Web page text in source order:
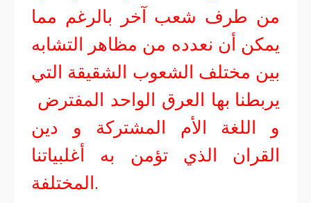
من طرف شعب آخر بالرغم مما
يمكن أن نعدده من مظاهر التشابه
بين مختلف الشعوب الشقيقة التي
يربطنا بها العرق الواحد المفترض
و اللغة الأم المشتركة و دين
القران الذي تؤمن به أغلبياتنا
المختلفة.